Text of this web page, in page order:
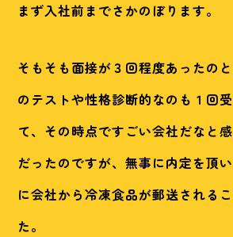
まず入社前までさかのぼります。
そもそも面接が３回程度あったの
のテストや性格診断的なのも１回
て、その時点ですごい会社だなと
だったのですが、無事に内定を頂
に会社から冷凍食品が郵送される
た。